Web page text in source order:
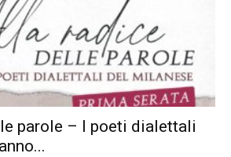
parole – I poeti dialettali